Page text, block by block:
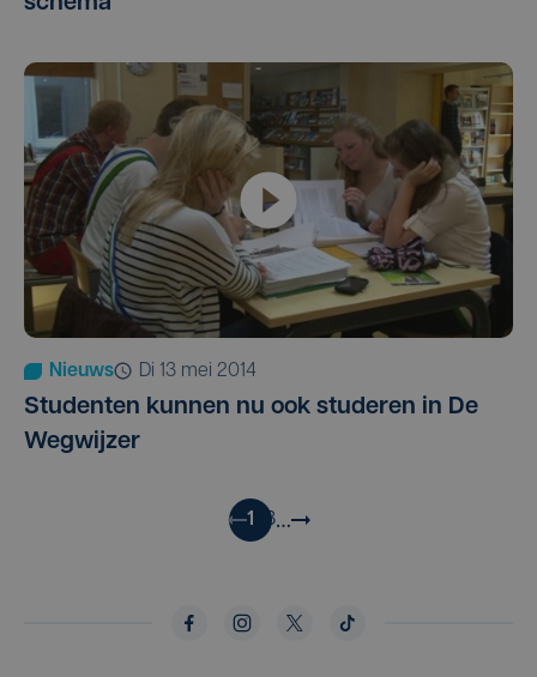
Nieuws di 13 mei 2014
Studenten kunnen nu ook studeren in De
Wegwijzer
1 3…